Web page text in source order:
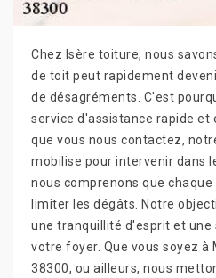
Chez Isère toiture, nous
de toit peut rapidement
de désagréments. C'est
service d'assistance rapide et
que vous nous contactez,
mobilise pour intervenir dans
nous comprenons que
limiter les dégâts. Notre
une tranquillité d'esprit et une
votre foyer. Que vous soyez à
38300, ou ailleurs, nous